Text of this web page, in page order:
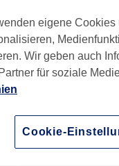
geschrieben.
Sauberkeit
eigene
Wir geben auch
für soziale
Cookie-